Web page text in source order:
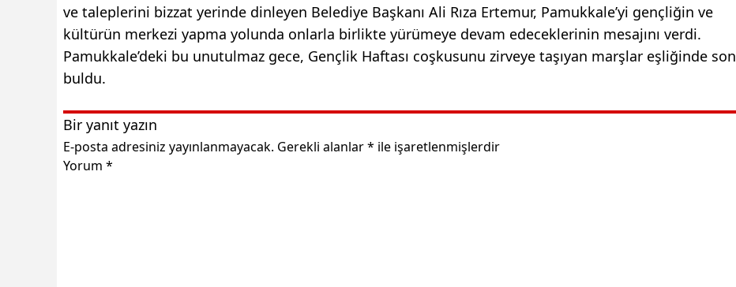
ve taleplerini bizzat yerinde dinleyen Belediye Başkanı Ali Rıza Ertemur, Pamukkale’yi gençliğin ve
kültürün merkezi yapma yolunda onlarla birlikte yürümeye devam edeceklerinin mesajını verdi.
Pamukkale’deki bu unutulmaz gece, Gençlik Haftası coşkusunu zirveye taşıyan marşlar eşliğinde son
buldu.
Bir yanıt yazın
E-posta adresiniz yayınlanmayacak. Gerekli alanlar* ile işaretlenmişlerdir
Yorum *